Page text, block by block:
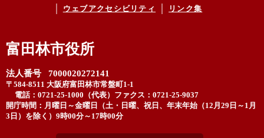
ウェブアクセシビリティ リンク集
富田林市役所
法人番号 7000020272141
〒584-8511 大阪府富田林市常盤町1-1
電話：0721-25-1000（代表） ファクス：0721-25-9037
開庁時間：月曜日～金曜日（土・日曜、祝日、年末年始（12月29日～1月
3日）を除く）9時00分～17時00分